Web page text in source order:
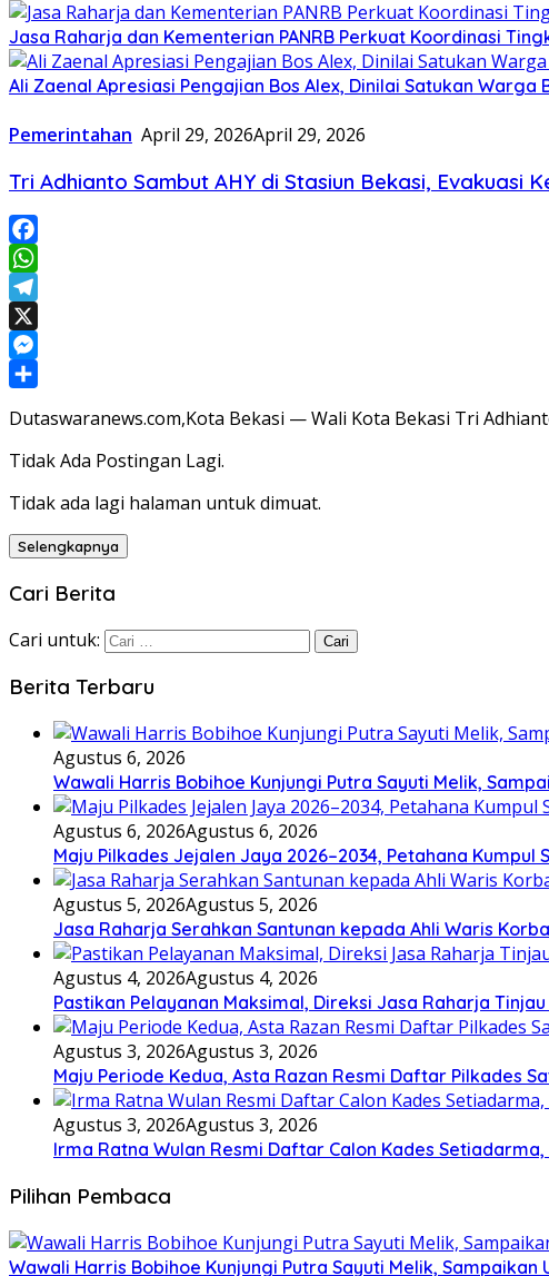
Jasa Raharja dan Kementerian PANRB Perkuat Koordinasi
Ali Zaenal Apresiasi Pengajian Bos Alex, Dinilai Satukan Warga
Pemerintahan April 29, 2026April 29, 2026
Tri Adhianto Sambut AHY di Stasiun Bekasi, Evakuasi
Facebook
WhatsApp
Telegram
X
Messenger
Dutaswaranews.com,Kota Bekasi — Wali Kota Bekasi Tri
Tidak Ada Postingan Lagi.
Tidak ada lagi halaman untuk dimuat.
Selengkapnya
Cari Berita
Cari untuk:
Berita Terbaru
Agustus 6, 2026
Wawali Harris Bobihoe Kunjungi Putra Sayuti Melik,
Agustus 6, 2026Agustus 6, 2026
Maju Pilkades Jejalen Jaya 2026–2034, Petahana
Agustus 5, 2026Agustus 5, 2026
Jasa Raharja Serahkan Santunan kepada Ahli Waris
Agustus 4, 2026Agustus 4, 2026
Pastikan Pelayanan Maksimal, Direksi Jasa Raharja
Agustus 3, 2026Agustus 3, 2026
Maju Periode Kedua, Asta Razan Resmi Daftar Pilkades
Agustus 3, 2026Agustus 3, 2026
Irma Ratna Wulan Resmi Daftar Calon Kades
Pilihan Pembaca
Wawali Harris Bobihoe Kunjungi Putra Sayuti Melik, Sampaikan